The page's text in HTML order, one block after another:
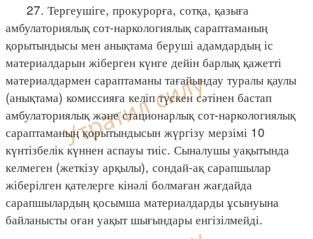
27. Тергеушіге, прокурорға, сотқа, қазыға
амбулаториялық сот-наркологиялық сараптаманың
қорытындысы мен анықтама беруші адамдардың іс
материалдарын жіберген күнге дейін барлық қажетті
материалдармен сараптаманы тағайындау туралы қаулы
(анықтама) комиссияға келіп түскен сәтінен бастап
амбулаториялық және стационарлық сот-наркологиялық
сараптаманың қорытындысын жүргізу мерзімі 10
күнтізбелік күннен аспауы тиіс. Сыналушы уақытында
келмеген (жеткізу арқылы), сондай-ақ сарапшылар
жіберілген қателерге кінәлі болмаған жағдайда
сарапшылардың қосымша материалдарды ұсынуына
байланысты оған уақыт шығындары енгізілмейді.